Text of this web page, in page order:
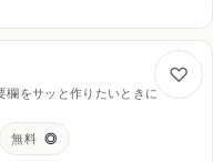
〜
をサッと作りたいときに
無料 ◎